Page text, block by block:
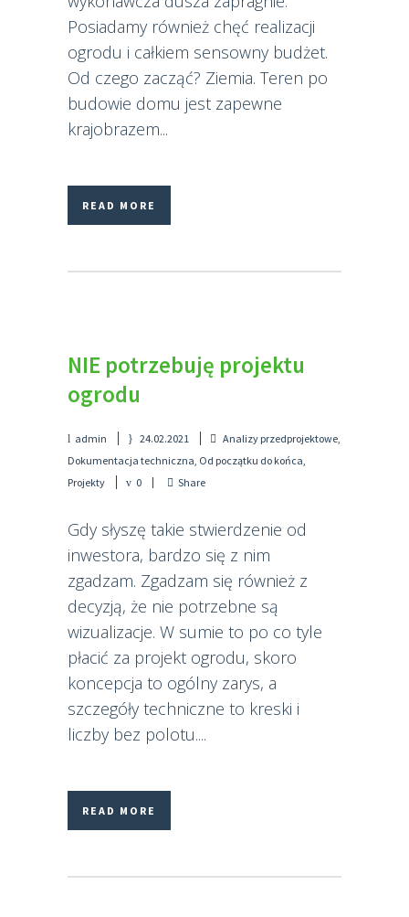
Posiadamy również chęć realizacji
ogrodu i całkiem sensowny budżet.
Od czego zacząć? Ziemia. Teren po
budowie domu jest zapewne
krajobrazem...
READ MORE
NIE potrzebuję projektu
ogrodu
admin 24.02.2021 Analizy przedprojektowe,
Dokumentacja techniczna, Od początku do końca,
Projekty
0 Share
Gdy słyszę takie stwierdzenie od
inwestora, bardzo się z nim
zgadzam. Zgadzam się również z
decyzją, że nie potrzebne są
wizualizacje. W sumie to po co tyle
płacić za projekt ogrodu, skoro
koncepcja to ogólny zarys, a
szczegóły techniczne to kreski i
liczby bez polotu....
READ MORE